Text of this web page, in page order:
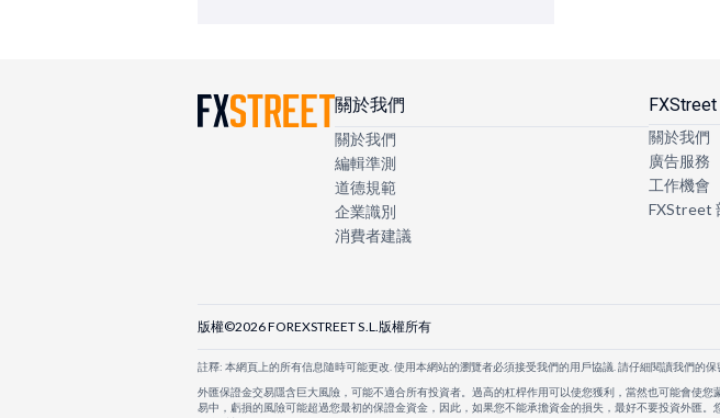
關於我們
關於我們
編輯準測
道德規範
企業識別
消費者建議
FXStreet
關於我們
廣告服務
工作機會
FXStreet
版權©2026 FOREXSTREET S.L.版權所有
註釋: 本網頁上的所有信息隨時可能更改. 使用本網站的瀏覽者必須接受我們的用戶協議. 請仔細閱讀我們的保
外匯保證金交易隱含巨大風險，可能不適合所有投資者。過高的杠桿作用可以使您獲利，當然也可能會使
易中，虧損的風險可能超過您最初的保證金資金，因此，如果您不能承擔資金的損失，最好不要投資外匯